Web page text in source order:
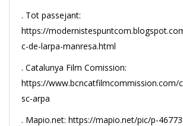
. Tot passejant:
https://
c-de-larpa-manresa.html
. Catalunya Film Comission:
https://www.bcncatfilmcommission.com/
sc-arpa
. Mapio.net: https://mapio.net/pic/p-